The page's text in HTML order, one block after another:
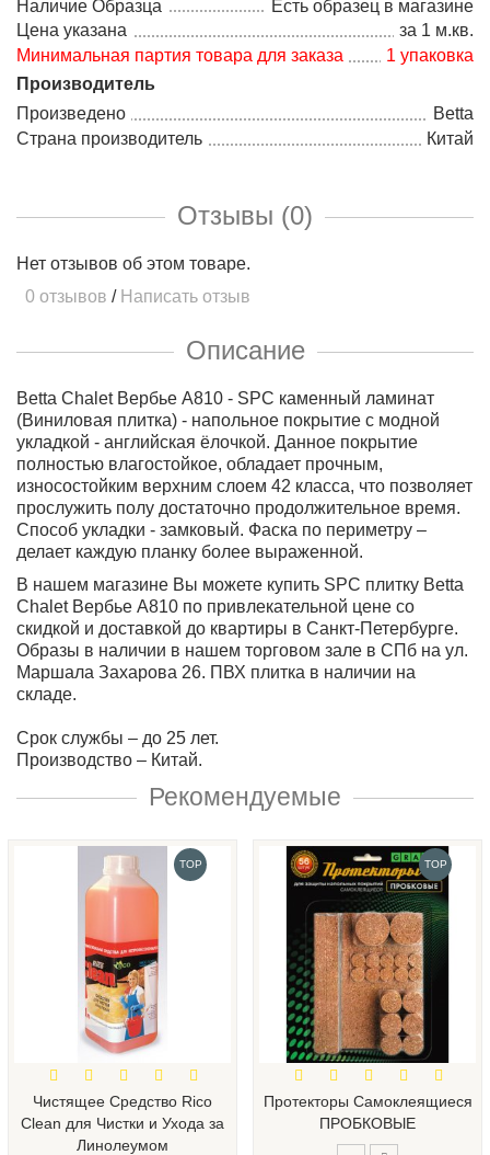
Наличие Образца
Есть образец в магазине
Цена указана
за 1 м.кв.
Минимальная партия товара для заказа
1 упаковка
Производитель
Произведено
Betta
Страна производитель
Китай
Отзывы (0)
Нет отзывов об этом товаре.
0 отзывов / Написать отзыв
Описание
Betta Chalet Вербье А810 - SPC каменный ламинат
(Виниловая плитка) - напольное покрытие с модной
укладкой - английская ёлочкой. Данное покрытие
полностью влагостойкое, обладает прочным,
износостойким верхним слоем 42 класса, что позволяет
прослужить полу достаточно продолжительное время.
Способ укладки - замковый. Фаска по периметру –
делает каждую планку более выраженной.
В нашем магазине Вы можете купить SPC плитку Betta
Chalet Вербье А810 по привлекательной цене со
скидкой и доставкой до квартиры в Санкт-Петербурге.
Образы в наличии в нашем торговом зале в СПб на ул.
Маршала Захарова 26. ПВХ плитка в наличии на
складе.
Срок службы – до 25 лет.
Производство – Китай.
Рекомендуемые
TOP
Чистящее Средство Rico
Clean для Чистки и Ухода за
Линолеумом
TOP
Протекторы Самоклеящиеся
ПРОБКОВЫЕ